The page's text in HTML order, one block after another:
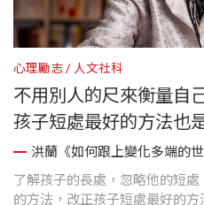
心理勵志 人文社科
不用別人的尺來衡量自
孩子短處最好的方法也
洪蘭《如何跟上變化多端的世
了解孩子的長處，忽略他的短
的方法，改正孩子短處最好的